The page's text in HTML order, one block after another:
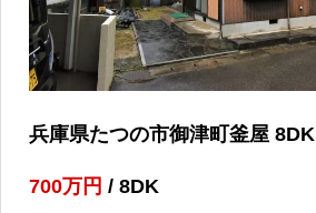
兵庫県たつの市御津町釜屋 8DK
700万円 / 8DK